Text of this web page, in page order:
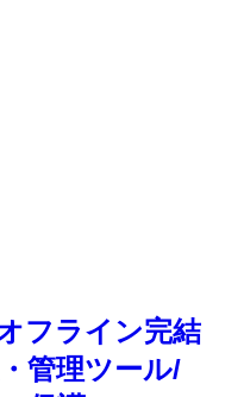
フライン完結
管理ツール/